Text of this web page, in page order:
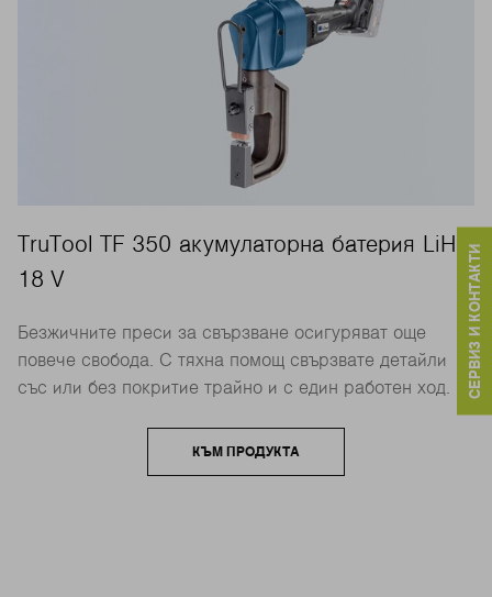
TruTool TF 350 акумулаторна батерия LiHD
18 V
Безжичните преси за свързване осигуряват още
повече свобода. С тяхна помощ свързвате детайли
със или без покритие трайно и с един работен ход.
КЪМ ПРОДУКТА
СЕРВИЗ И КОНТАКТИ